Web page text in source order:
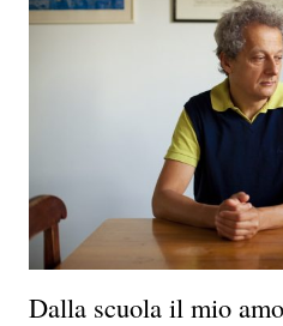
Dalla scuola il mio